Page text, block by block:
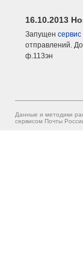
16.10.2013
Запущен сервис
отправлений.
ф.113эн
Данные и методики
сервисом Почты